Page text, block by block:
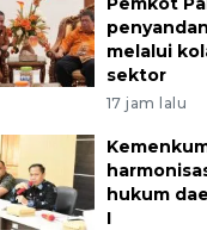
melalui
sektor
17 jam lalu
hukum
I